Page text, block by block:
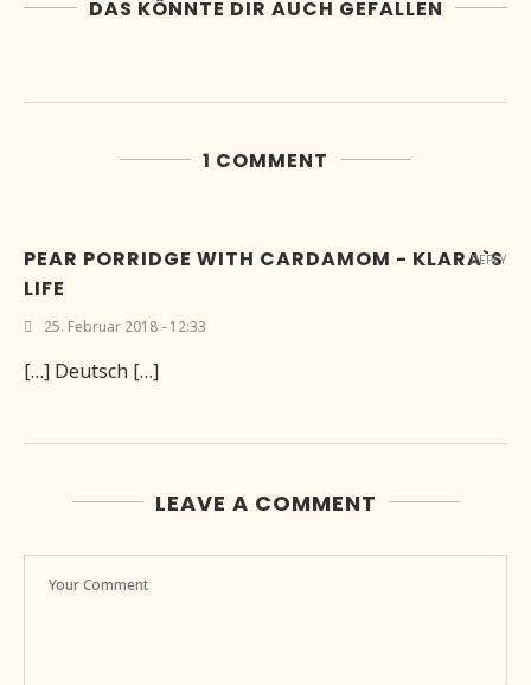
DAS KÖNNTE DIR AUCH GEFALLEN
1 COMMENT
PEAR PORRIDGE WITH CARDAMOM - KLARA`S
LIFE
25. Februar 2018 - 12:33
[…] Deutsch […]
REPLY
LEAVE A COMMENT